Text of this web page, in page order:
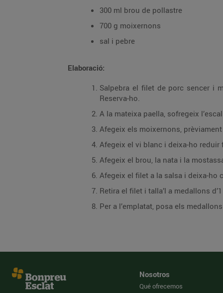
300 ml brou de pollastre
700 g moixernons
sal i pebre
Elaboració:
Salpebra el filet de porc sencer i
Reserva-ho.
A la mateixa paella, sofregeix
Afegeix els moixernons,
Afegeix el vi blanc i deixa-ho reduir
Afegeix el brou, la nata i la
Afegeix el filet a la salsa i deixa-
Retira el filet i talla’l a medallons
Per a l’emplatat, posa els
Nosotros
Qué ofrecemos